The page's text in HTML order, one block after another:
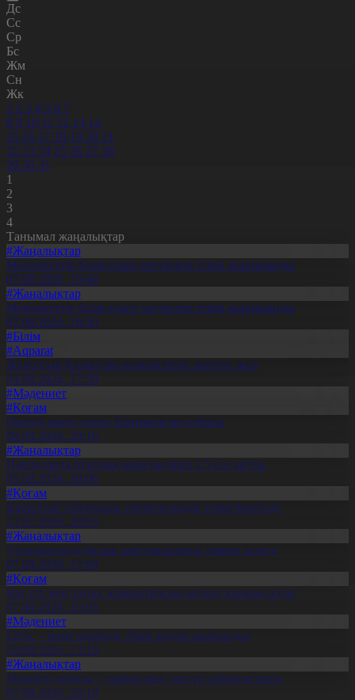
Дс
Сс
Ср
Бс
Жм
Сн
Жк
1 2 3 4 5 6 7
8 9 10 11 12 13 14
15 16 17 18 19 20 21
22 23 24 25 26 27 28
29 30 31
1
2
3
4
Танымал жаңалықтар
#Жаңалықтар
Мемлекеттік білім грант иегерлері тізімі жарияланды
07.08.2026, 19:46
#Жаңалықтар
Мемлекеттік білім грант иегерлері тізімі жарияланды
07.08.2026, 16:50
#Білім
#Aqparat
Жапондар Қазақстан өсімдіктерін зерттеп жүр
04.08.2026, 17:30
#Мәдениет
#Қоғам
Өнерді өнеге еткен Ерниязовтар отбасы
08.08.2026, 20:16
#Жаңалықтар
Павлодарда отандық өнім өндірісі 1,5 есе артты
05.08.2026, 20:06
#Қоғам
Құрылтай сайлауына үміткерлердің тізімі бекітілді
13.07.2026, 20:03
#Жаңалықтар
Түпқарағанда балық шаруашылығы дамып келеді
07.08.2026, 17:09
#Қоғам
Құс еті мен тауық жұмыртқасын өндіру қарқын алды
07.08.2026, 10:05
#Мәдениет
Ертіс – Баян өңірінде Абай әндері шырқалды
10.08.2026, 13:18
#Жаңалықтар
Мерейлі отбасы – тәрбие мен дәстүр сабақтастығы
07.08.2026, 20:19